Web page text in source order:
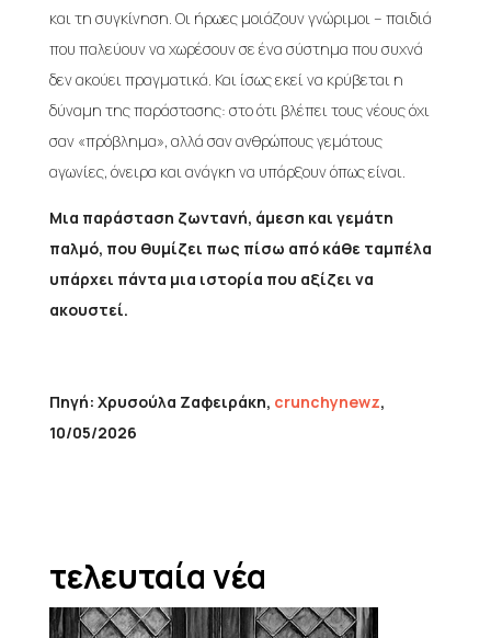
και τη συγκίνηση. Οι ήρωες μοιάζουν γνώριμοι – παιδιά
που παλεύουν να χωρέσουν σε ένα σύστημα που συχνά
δεν ακούει πραγματικά. Και ίσως εκεί να κρύβεται η
δύναμη της παράστασης: στο ότι βλέπει τους νέους όχι
σαν «πρόβλημα», αλλά σαν ανθρώπους γεμάτους
αγωνίες, όνειρα και ανάγκη να υπάρξουν όπως είναι.
Μια παράσταση ζωντανή, άμεση και γεμάτη
παλμό, που θυμίζει πως πίσω από κάθε ταμπέλα
υπάρχει πάντα μια ιστορία που αξίζει να
ακουστεί.
Πηγή: Χρυσούλα Ζαφειράκη, crunchynewz,
10/05/2026
τελευταία νέα